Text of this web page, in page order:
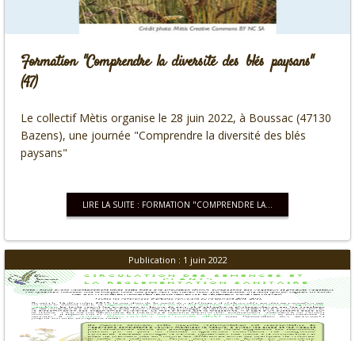
Formation "Comprendre la diversité des blés paysans"
(47)
Le collectif Mètis organise le 28 juin 2022, à Boussac (47130
Bazens), une journée "Comprendre la diversité des blés
paysans"
LIRE LA SUITE : FORMATION "COMPRENDRE LA...
Publication : 1 juin 2022